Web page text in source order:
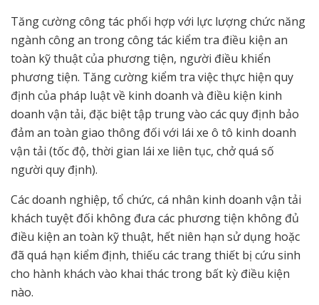
Tăng cường công tác phối hợp với lực lượng chức năng
ngành công an trong công tác kiểm tra điều kiện an
toàn kỹ thuật của phương tiện, người điều khiển
phương tiện. Tăng cường kiểm tra việc thực hiện quy
định của pháp luật về kinh doanh và điều kiện kinh
doanh vận tải, đặc biệt tập trung vào các quy định bảo
đảm an toàn giao thông đối với lái xe ô tô kinh doanh
vận tải (tốc độ, thời gian lái xe liên tục, chở quá số
người quy định).
Các doanh nghiệp, tổ chức, cá nhân kinh doanh vận tải
khách tuyệt đối không đưa các phương tiện không đủ
điều kiện an toàn kỹ thuật, hết niên hạn sử dụng hoặc
đã quá hạn kiểm định, thiếu các trang thiết bị cứu sinh
cho hành khách vào khai thác trong bất kỳ điều kiện
nào.